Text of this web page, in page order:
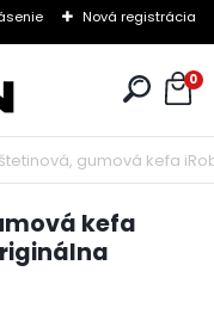
Nová registrácia
0
gumová kefa
kefa